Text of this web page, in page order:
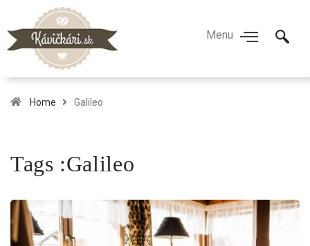
Home Galileo
Tags :Galileo